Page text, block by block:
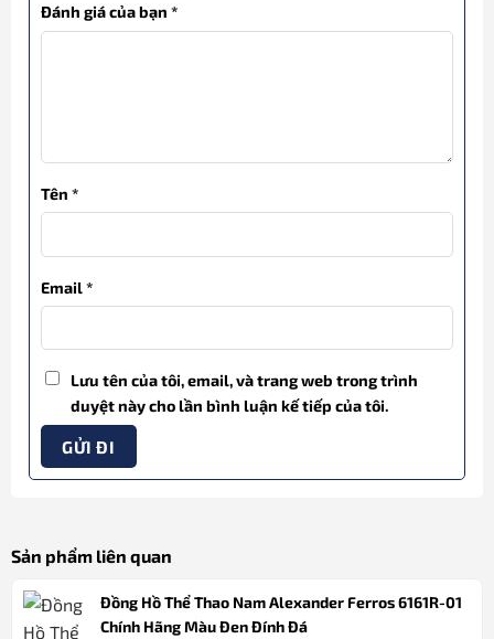
Đánh giá của bạn *
Tên *
Email*
Lưu tên của tôi, email, và trang web trong trình
duyệt này cho lần bình luận kế tiếp của tôi.
Sản phẩm liên quan
Đồng Hồ Thể Thao Nam Alexander Ferros 6161R-01
Chính Hãng Màu Đen Đính Đá